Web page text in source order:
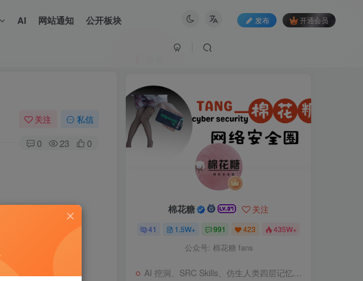
AI 网站通知 公开板块 发布 开通会员
关注 私信
0 23 0
棉花糖 关注
41 1.5W+ 991 423 435W+
公众号: 棉花糖 fans
AI 挖洞、SRC Skills、仿生人类四层记忆系统